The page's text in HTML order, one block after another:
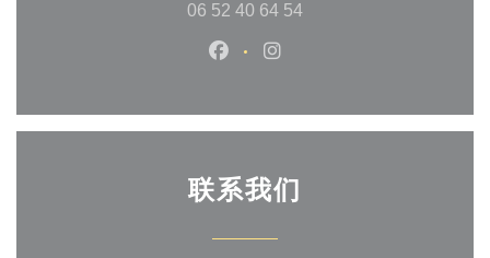
06 52 40 64 54
Facebook ((在新窗口中打开))
联系我们